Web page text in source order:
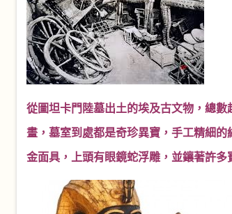
從圖坦卡門陸墓出土的埃及古文物，總
畫，墓室到處都是奇珍異寶，手工精細
金面具，上頭有眼鏡蛇浮雕，並鑲著許